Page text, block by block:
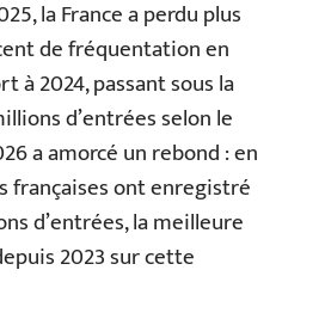
la France a perdu plus
de fréquentation en
à 2024, passant sous la
d’entrées selon le
a amorcé un rebond : en
françaises ont enregistré
d’entrées, la meilleure
2023 sur cette